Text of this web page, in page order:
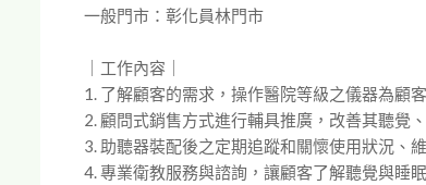
一般門市：彰化員林門市
｜工作內容｜
1. 了解顧客的需求，操作醫院等級之儀器為顧
2. 顧問式銷售方式進行輔具推廣，改善其聽覺
3. 助聽器裝配後之定期追蹤和關懷使用狀況、
4. 專業衛教服務與諮詢，讓顧客了解聽覺與睡